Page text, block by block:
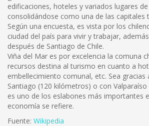
edificaciones, hoteles y variados lugares
consolidándose como una de las capitales
Según una encuesta, es vista por los
ciudad del país para vivir y trabajar,
después de Santiago de Chile.
Viña del Mar es por excelencia la comuna
recursos destina al turismo en cuanto a
embellecimiento comunal, etc. Sea gracias
Santiago (120 kilómetros) o con
es uno de los eslabones más importantes
economía se refiere.
Fuente: Wikipedia